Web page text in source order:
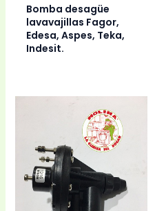
Bomba desagüe
lavavajillas Fagor,
Edesa, Aspes, Teka,
Indesit.